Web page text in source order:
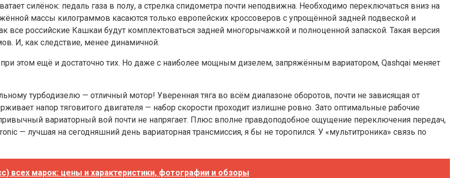
силёнок: педаль газа в полу, а стрелка спидометра почти неподвижна. Необходимо переключаться вниз на
массы килограммов касаются только европейских кроссоверов с упрощённой задней подвеской и
российские Кашкаи будут комплектоваться задней многорычажкой и полноценной запаской. Такая версия
И, как следствие, менее динамичной.
этом ещё и достаточно тих. Но даже с наиболее мощным дизелем, запряжённым вариатором, Qashqai меняет
турбодизелю — отличный мотор! Уверенная тяга во всём диапазоне оборотов, почти не зависящая от
напор тяговитого двигателя — набор скорости проходит излишне ровно. Зато оптимальные рабочие
привычный вариаторный вой почти не напрягает. Плюс вполне правдоподобное ощущение переключения передач,
— лучшая на сегодняшний день вариаторная трансмиссия, я бы не торопился. У «мультитроника» связь по
всех марок: цены и характеристики, фотографии и обзоры